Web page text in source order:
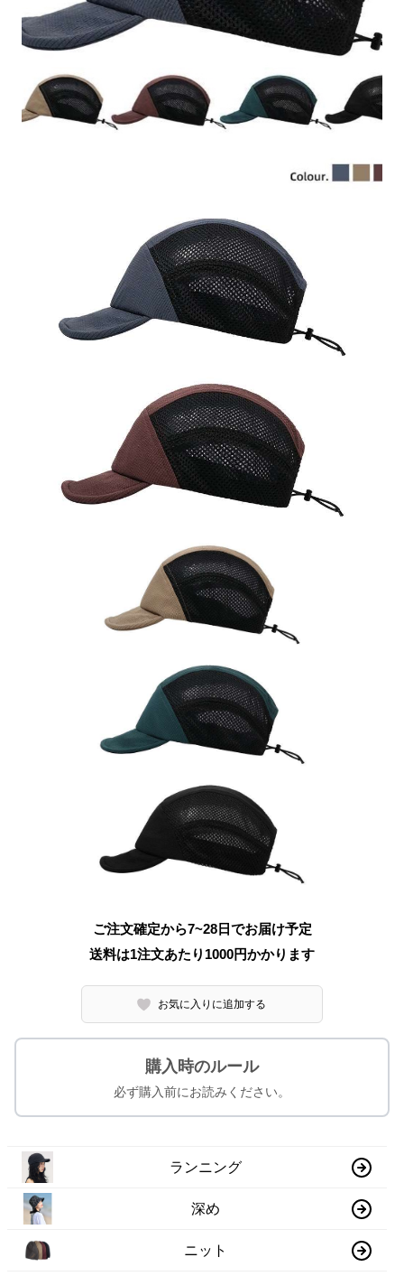
ご注文確定から7~28日でお届け予定
送料は1注文あたり 1000円かかります
お気に入りに追加する
購入時のルール
必ず購入前にお読みください。
ランニング
深め
ニット